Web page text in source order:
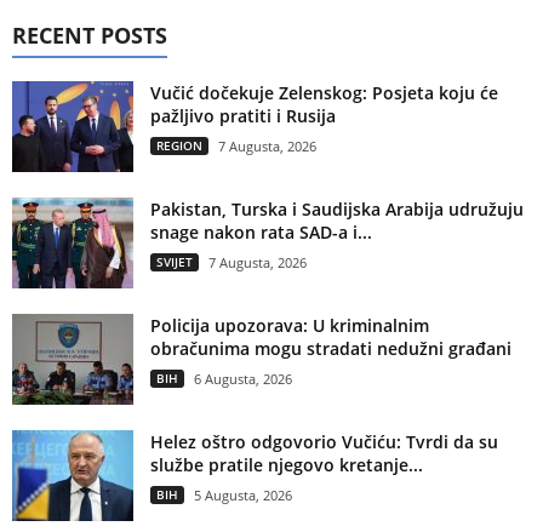
RECENT POSTS
Vučić dočekuje Zelenskog: Posjeta koju će
pažljivo pratiti i Rusija
REGION 7 Augusta, 2026
Pakistan, Turska i Saudijska Arabija udružuju
snage nakon rata SAD-a i...
SVIJET 7 Augusta, 2026
Policija upozorava: U kriminalnim
obračunima mogu stradati nedužni građani
BIH 6 Augusta, 2026
Helez oštro odgovorio Vučiću: Tvrdi da su
službe pratile njegovo kretanje...
BIH 5 Augusta, 2026